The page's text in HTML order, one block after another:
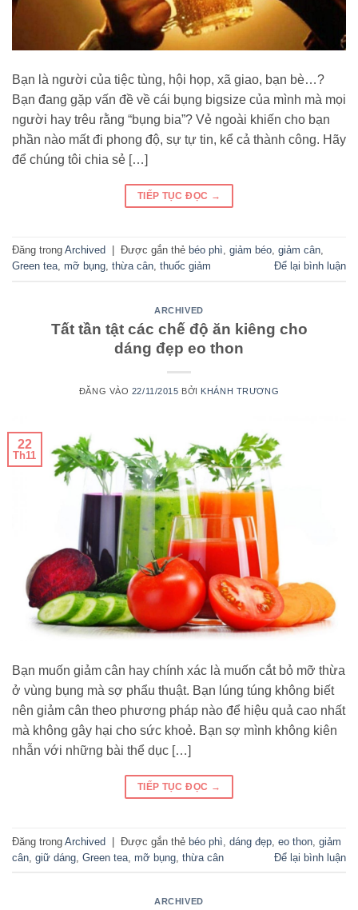
Bạn là người của tiệc tùng, hội họp, xã giao, bạn bè…?
Bạn đang gặp vấn đề về cái bụng bigsize của mình mà mọi
người hay trêu rằng “bụng bia”? Vẻ ngoài khiến cho bạn
phần nào mất đi phong độ, sự tự tin, kể cả thành công. Hãy
để chúng tôi chia sẻ […]
TIẾP TỤC ĐỌC →
Đăng trong Archived Được gắn thẻ béo phì, giảm béo, giảm cân,
Green tea, mỡ bụng, thừa cân, thuốc giảm Để lại bình luận
ARCHIVED
Tất tần tật các chế độ ăn kiêng cho
dáng đẹp eo thon
ĐĂNG VÀO 22/11/2015 BỞI KHÁNH TRƯƠNG
22
Th11
Bạn muốn giảm cân hay chính xác là muốn cắt bỏ mỡ thừa
ở vùng bụng mà sợ phẩu thuật. Bạn lúng túng không biết
nên giảm cân theo phương pháp nào để hiệu quả cao nhất
mà không gây hại cho sức khoẻ. Bạn sợ mình không kiên
nhẫn với những bài thể dục […]
TIẾP TỤC ĐỌC →
Đăng trong Archived | Được gắn thẻ béo phì dáng đẹp eo thon giảm
cân giữ dáng Green tea mỡ bụng thừa cân Để lại bình luận
ARCHIVED